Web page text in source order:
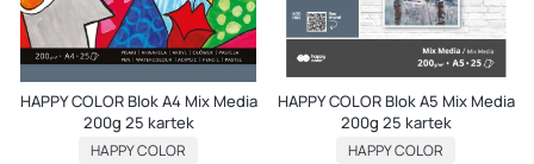
HAPPY COLOR Blok A4 Mix Media
200g 25 kartek
PRODUCENT
HAPPY COLOR
HAPPY COLOR Blok A5 Mix Media
200g 25 kartek
PRODUCENT
HAPPY COLOR